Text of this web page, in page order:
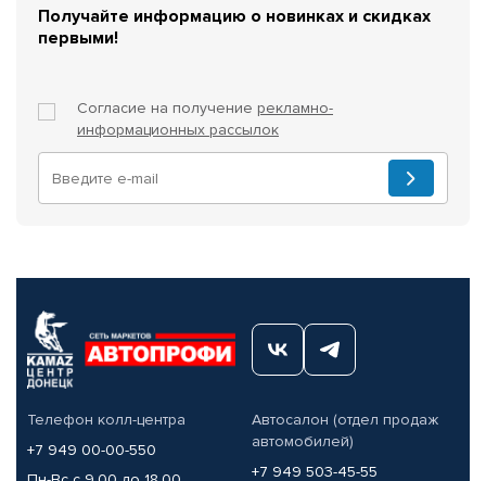
Получайте информацию о новинках и скидках
первыми!
Согласие на получение рекламно-
информационных рассылок
Телефон колл-центра
+7 949 00-00-550
Автосалон (отдел продаж
автомобилей)
+7 949 503-45-55